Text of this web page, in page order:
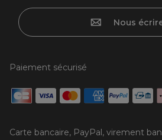
Nous
Paiement sécurisé
Carte bancaire, PayPal, virement